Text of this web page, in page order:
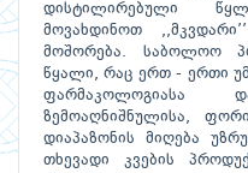
დისტილირებული
მოვახდინოთ
მოშორება. საბოლოო
წყალი, რაც ერთ - ერთი
ფარმაკოლოგიასა
ზემოაღნიშნულისა,
დიაპაზონის მიღება
თხევადი კვების